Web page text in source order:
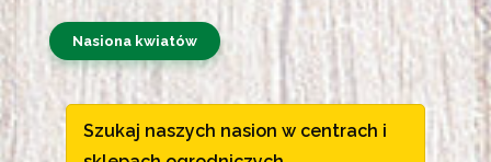
Nasiona kwiatów
Szukaj naszych nasion w centrach i